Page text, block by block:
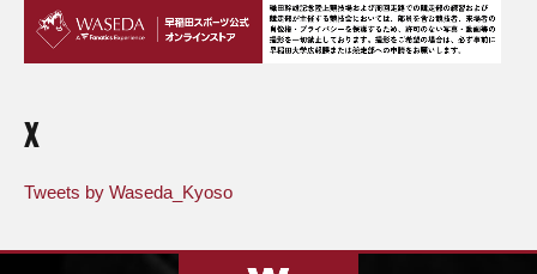
X
Tweets by Waseda_Kyoso